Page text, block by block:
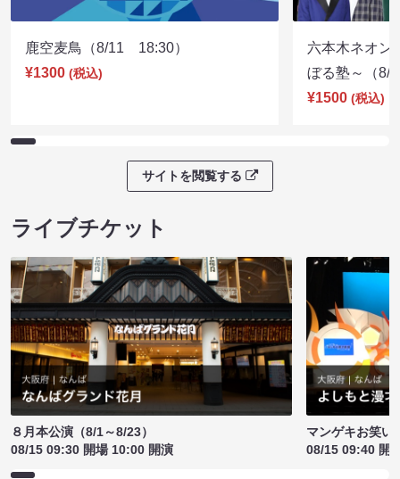
鹿空麦鳥（8/11 18:30）
¥1300 (税込)
六本木ネオン
ぼる塾～（
¥1500 (税込)
サイトを閲覧する
ライブチケット
８月本公演（8/1～8/23）
08/15 09:30 開場 10:00 開演
マンゲキお笑い
08/15 09:40 開